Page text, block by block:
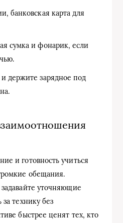
банковская карта для
сумка и фонарик, если
держите зарядное под
и готовность учиться
обещания.
уточняющие
технику без
быстрее ценят тех, кто